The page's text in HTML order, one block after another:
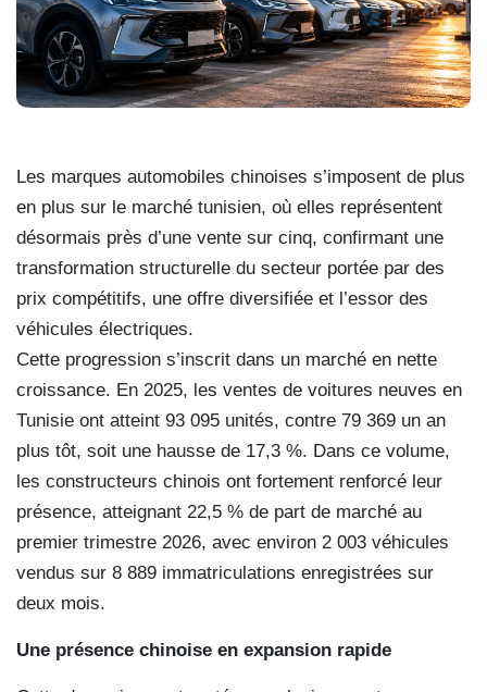
Les marques automobiles chinoises s’imposent de plus
en plus sur le marché tunisien, où elles représentent
désormais près d’une vente sur cinq, confirmant une
transformation structurelle du secteur portée par des
prix compétitifs, une offre diversifiée et l’essor des
véhicules électriques.
Cette progression s’inscrit dans un marché en nette
croissance. En 2025, les ventes de voitures neuves en
Tunisie ont atteint 93 095 unités, contre 79 369 un an
plus tôt, soit une hausse de 17,3 %. Dans ce volume,
les constructeurs chinois ont fortement renforcé leur
présence, atteignant 22,5 % de part de marché au
premier trimestre 2026, avec environ 2 003 véhicules
vendus sur 8 889 immatriculations enregistrées sur
deux mois.
Une présence chinoise en expansion rapide